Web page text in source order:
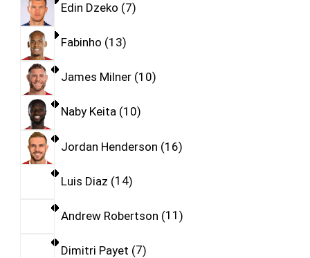
Edin Dzeko 7
Fabinho 13
James Milner 10
Naby Keita 10
Jordan Henderson 16
Luis Diaz 14
Andrew Robertson 11
Dimitri Payet 7